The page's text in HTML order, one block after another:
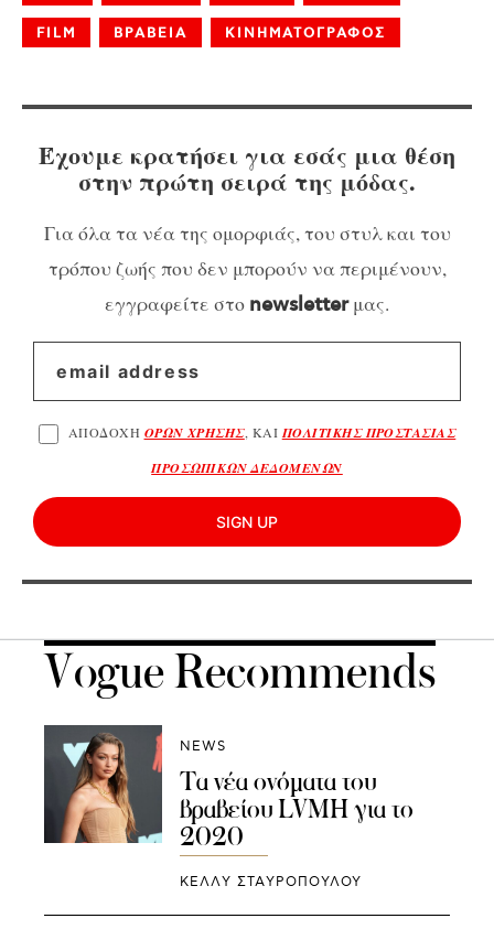
FILM ΒΡΑΒΕΙΑ ΚΙΝΗΜΑΤΟΓΡΑΦΟΣ
Έχουμε κρατήσει για εσάς μια θέση
στην πρώτη σειρά της μόδας.
Για όλα τα νέα της ομορφιάς, του στυλ και του
τρόπου ζωής που δεν μπορούν να περιμένουν,
εγγραφείτε στο newsletterμας.
ΑΠΟΔΟΧΗ ΟΡΩΝ ΧΡΗΣΗΣ, ΚΑΙ ΠΟΛΙΤΙΚΗΣ ΠΡΟΣΤΑΣΙΑΣ
ΠΡΟΣΩΠΙΚΩΝ ΔΕΔΟΜΕΝΩΝ
SIGN UP
Vogue Recommends
NEWS
Τα νέα ονόματα του
βραβείου LVMH για το
2020
ΚΕΛΛΥ ΣΤΑΥΡΟΠΟΥΛΟΥ